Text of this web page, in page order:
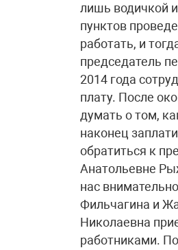
лишь водичкой
пунктов
работать, и
председатель
2014 года
плату. После
думать о том,
наконец
обратиться к
Анатольевне
нас
Фильчагина и
Николаевна
работниками.